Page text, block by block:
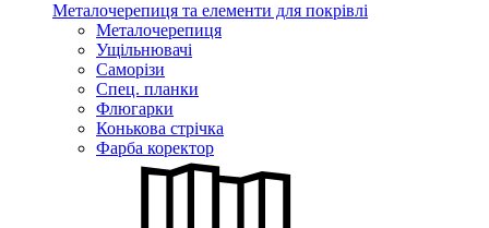
Металочерепиця та елементи для покрівлі
Металочерепиця
Ущільнювачі
Саморізи
Спец. планки
Флюгарки
Конькова стрічка
Фарба коректор